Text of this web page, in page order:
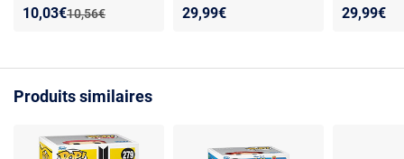
souple et extensible -
Ancien prix :
10,56€
Nouveau prix :
10,03€
Réduction de : 29,99€ 29,99€
Produits similaires